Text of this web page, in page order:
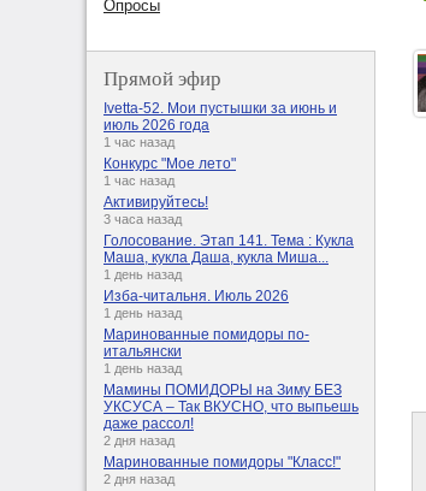
Опросы
Прямой эфир
Ivetta-52. Мои пустышки за июнь и
июль 2026 года
1 час назад
Конкурс "Мое лето"
1 час назад
Активируйтесь!
3 часа назад
Голосование. Этап 141. Тема : Кукла
Маша, кукла Даша, кукла Миша...
1 день назад
Изба-читальня. Июль 2026
1 день назад
Маринованные помидоры по-
итальянски
1 день назад
Мамины ПОМИДОРЫ на Зиму БЕЗ
УКСУСА – Так ВКУСНО, что выпьешь
даже рассол!
2 дня назад
Маринованные помидоры "Класс!"
2 дня назад